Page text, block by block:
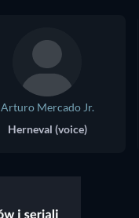
Arturo Mercado Jr.
Herneval (voice)